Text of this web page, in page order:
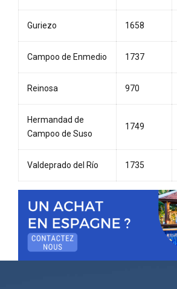
Guriezo 1658
Campoo de Enmedio 1737
Reinosa 970
Hermandad de
Campoo de Suso
1749
Valdeprado del Río 1735